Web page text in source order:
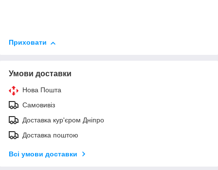
Приховати
Умови доставки
Нова Пошта
Самовивіз
Доставка кур'єром Дніпро
Доставка поштою
Всі умови доставки